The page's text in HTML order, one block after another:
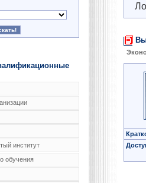
институт
обучения